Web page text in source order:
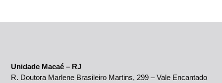
Unidade Macaé – RJ
R. Doutora Marlene Brasileiro Martins, 299 – Vale Encantado